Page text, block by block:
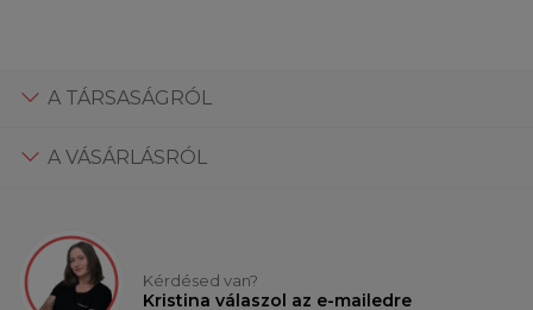
A TÁRSASÁGRÓL
A VÁSÁRLÁSRÓL
Kérdésed van?
Kristina válaszol az e-mailedre